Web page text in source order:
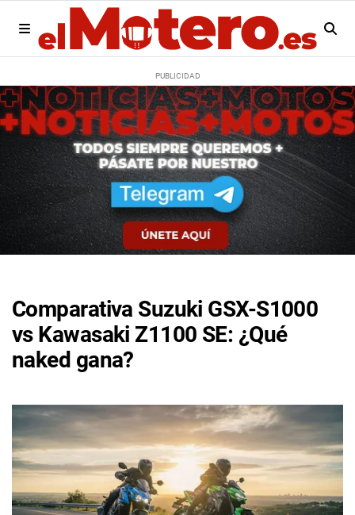
Comparativa Suzuki GSX-S1000
vs Kawasaki Z1100 SE: ¿Qué
naked gana?